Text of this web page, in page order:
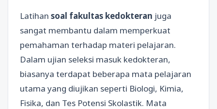
Latihan soal fakultas kedokteran juga
sangat membantu dalam memperkuat
pemahaman terhadap materi pelajaran.
Dalam ujian seleksi masuk kedokteran,
biasanya terdapat beberapa mata pelajaran
utama yang diujikan seperti Biologi, Kimia,
Fisika, dan Tes Potensi Skolastik. Mata